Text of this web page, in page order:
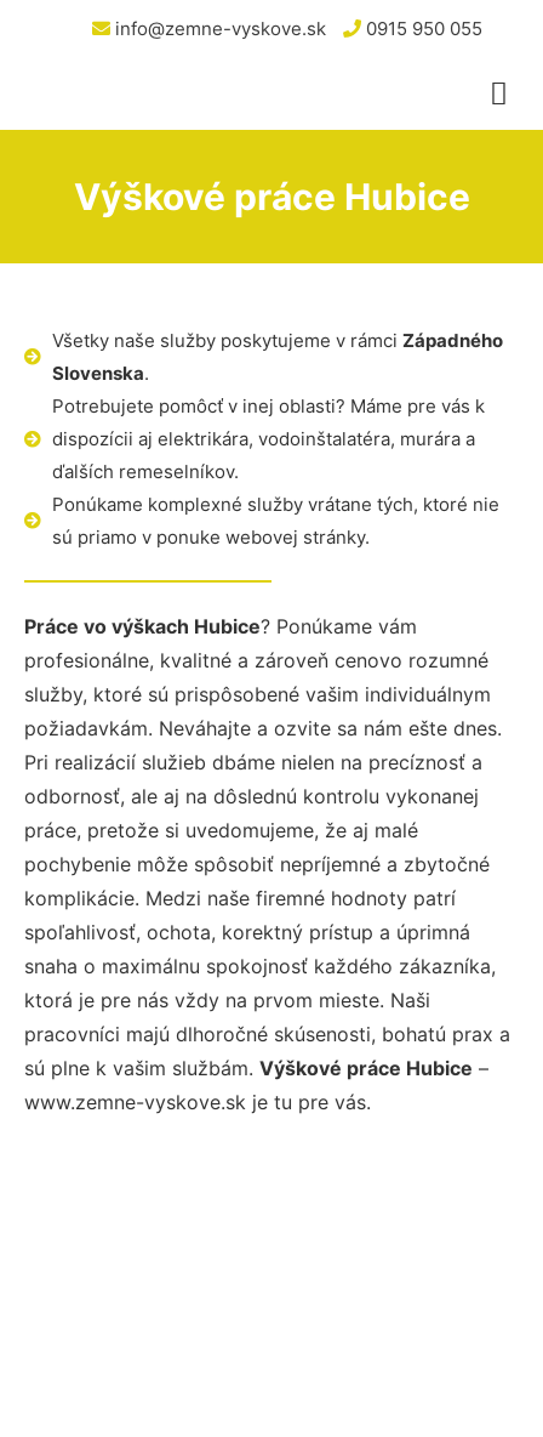
info@zemne-vyskove.sk 0915 950 055
Výškové práce Hubice
Všetky naše služby poskytujeme v rámci Západného
Slovenska.
Potrebujete pomôcť v inej oblasti? Máme pre vás k
dispozícii aj elektrikára, vodoinštalatéra, murára a
ďalších remeselníkov.
Ponúkame komplexné služby vrátane tých, ktoré nie
sú priamo v ponuke webovej stránky.
Práce vo výškach Hubice? Ponúkame vám
profesionálne, kvalitné a zároveň cenovo rozumné
služby, ktoré sú prispôsobené vašim individuálnym
požiadavkám. Neváhajte a ozvite sa nám ešte dnes.
Pri realizácií služieb dbáme nielen na precíznosť a
odbornosť, ale aj na dôslednú kontrolu vykonanej
práce, pretože si uvedomujeme, že aj malé
pochybenie môže spôsobiť nepríjemné a zbytočné
komplikácie. Medzi naše firemné hodnoty patrí
spoľahlivosť, ochota, korektný prístup a úprimná
snaha o maximálnu spokojnosť každého zákazníka,
ktorá je pre nás vždy na prvom mieste. Naši
pracovníci majú dlhoročné skúsenosti, bohatú prax a
sú plne k vašim službám. Výškové práce Hubice –
www.zemne-vyskove.sk je tu pre vás.